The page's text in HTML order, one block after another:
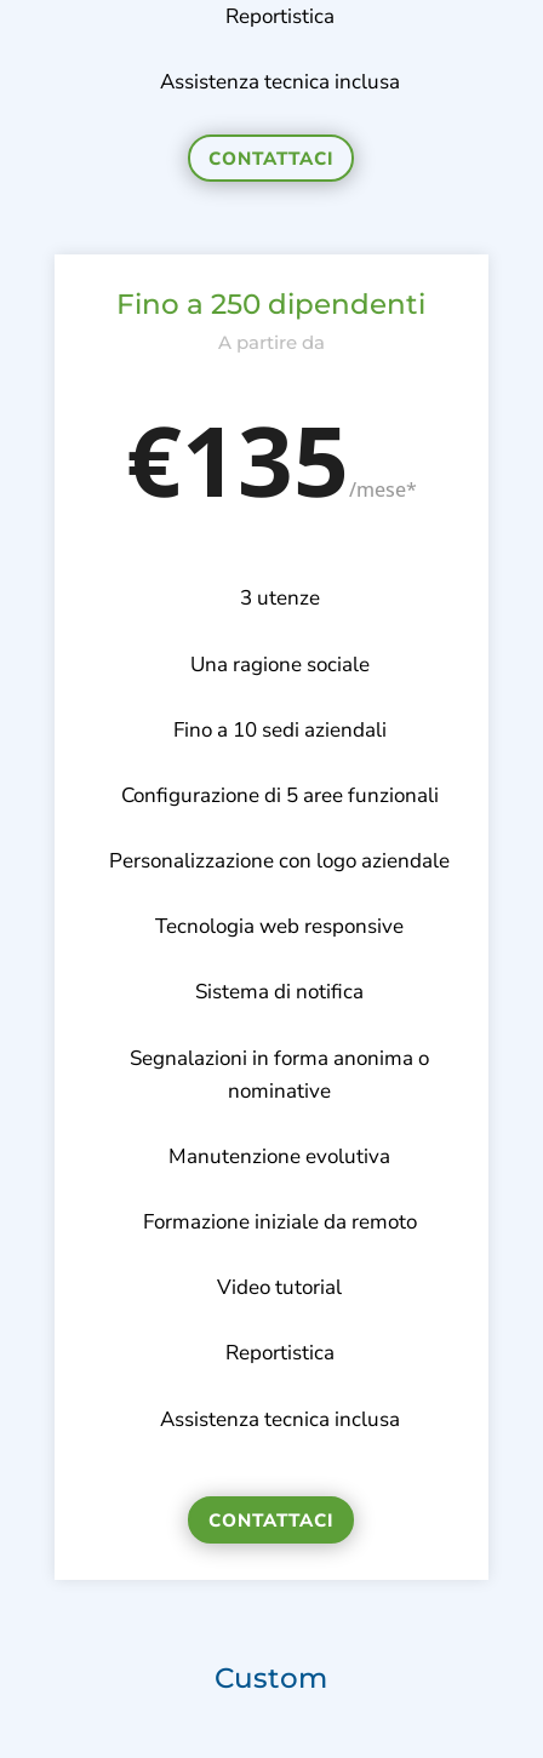
Reportistica
Assistenza tecnica inclusa
CONTATTACI
Fino a 250 dipendenti
A partire da
€135/mese*
3 utenze
Una ragione sociale
Fino a 10 sedi aziendali
Configurazione di 5 aree funzionali
Personalizzazione con logo aziendale
Tecnologia web responsive
Sistema di notifica
Segnalazioni in forma anonima o
nominative
Manutenzione evolutiva
Formazione iniziale da remoto
Video tutorial
Reportistica
Assistenza tecnica inclusa
CONTATTACI
Custom